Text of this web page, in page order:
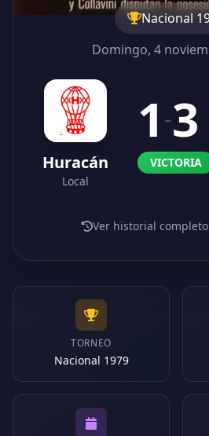
Nacional
Domingo, 4
Huracán
Local
1 -3
VICTORIA
Ver historial
TORNEO
Nacional 1979